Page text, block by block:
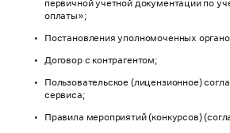
первичной учетной документации по
оплаты»;
Постановления уполномоченных
Договор с контрагентом;
Пользовательское (лицензионное)
сервиса;
Правила мероприятий (конкурсов)